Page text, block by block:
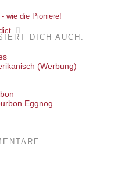
wie die Pioniere!
DICH AUCH:
(Werbung)
Eggnog